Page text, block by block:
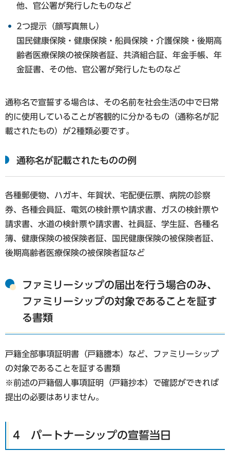
他、官公署が発行したものなど
2つ提示（顔写真無し）
国民健康保険・健康保険・船員保険・介護保険・後期高
齢者医療保険の被保険者証、共済組合証、年金手帳、年
金証書、その他、官公署が発行したものなど
通称名で宣誓する場合は、その名前を社会生活の中で日常
的に使用していることが客観的に分かるもの（通称名が記
載されたもの）が2種類必要です。
通称名が記載されたものの例
各種郵便物、ハガキ、年賀状、宅配便伝票、病院の診察
券、各種会員証、電気の検針票や請求書、ガスの検針票や
請求書、水道の検針票や請求書、社員証、学生証、各種名
簿、健康保険の被保険者証、国民健康保険の被保険者証、
後期高齢者医療保険の被保険者証など
ファミリーシップの届出を行う場合のみ、
ファミリーシップの対象であることを証す
る書類
戸籍全部事項証明書（戸籍謄本）など、ファミリーシップ
の対象であることを証する書類
※前述の戸籍個人事項証明（戸籍抄本）で確認ができれば
提出の必要はありません。
4 パートナーシップの宣誓当日